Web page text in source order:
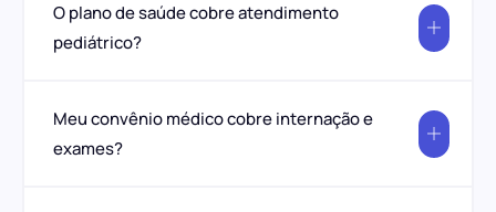
O plano de saúde cobre atendimento
pediátrico?
Meu convênio médico cobre internação e
exames?